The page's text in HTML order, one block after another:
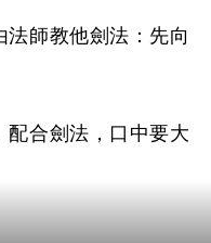
師教他劍法：先向
配合劍法，口中要大